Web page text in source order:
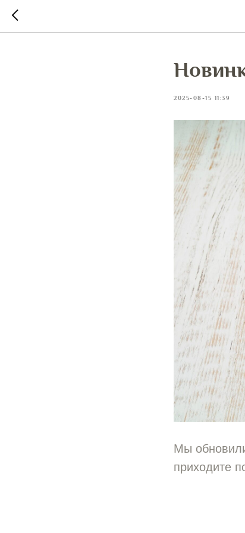
2025-08-15 11:39
Мы
приходите